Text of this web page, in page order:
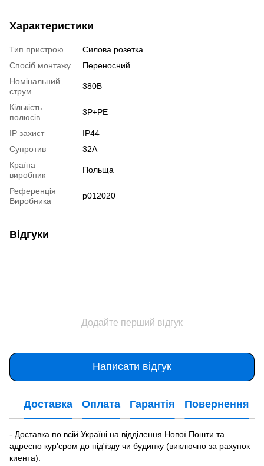
Характеристики
Тип пристрою
Силова розетка
Спосіб монтажу
Переносний
Номінальний
струм
380В
Кількість
полюсів
3Р+РЕ
IP захист
IP44
Супротив
32А
Країна
виробник
Польща
Референція
Виробника
p012020
Відгуки
Додайте перший відгук
Написати відгук
Доставка Оплата Гарантія Повернення
- Доставка по всій Україні на відділення Нової Пошти та
адресно кур'єром до під'їзду чи будинку (виключно за рахунок
киента).